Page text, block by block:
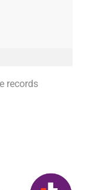
records